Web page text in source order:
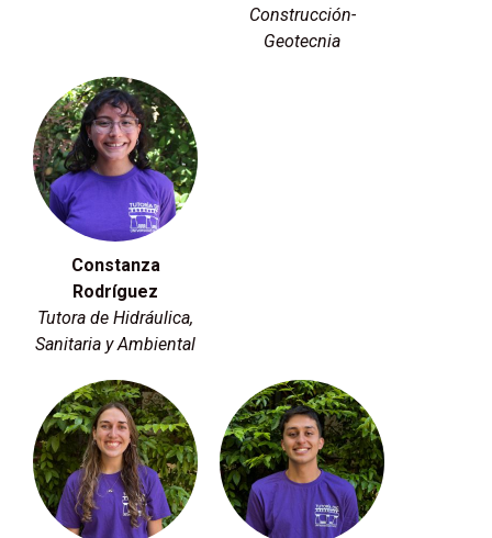
Construcción-
Geotecnia
Constanza
Rodríguez
Tutora de Hidráulica,
Sanitaria y Ambiental